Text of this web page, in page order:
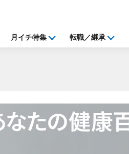
月イチ特集 転職／継承